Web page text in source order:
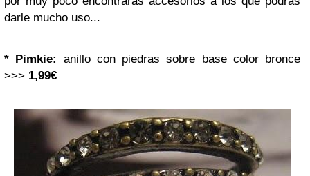
darle mucho uso...
* Pimkie:
anillo con piedras sobre base color bronce
>>> 1,99€